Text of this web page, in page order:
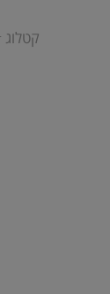
קטלוג 产品目录